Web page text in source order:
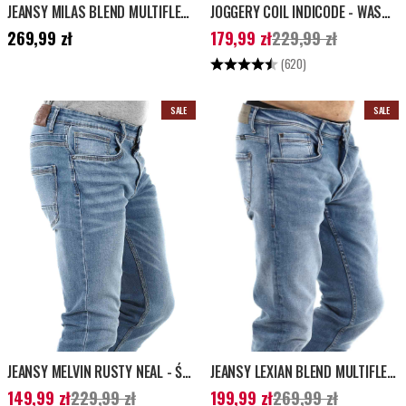
JEANSY MILAS BLEND MULTIFLEX - CZARNE
Cena: 269,99 zł
269,99 zł
JOGGERY COIL INDICODE - WASHED BLACK
Aktualna cena:179,99 zł
cena: 229,99 zł
179,99 zł229,99 zł
Ocena: (620)
SALE
JEANSY MELVIN RUSTY NEAL - ŚREDNI NIEBIESKI
Aktualna cena:149,99 zł
149,99 zł229,99 zł
SALE
JEANSY LEXIAN BLEND MULTIFLEX - JASNONIEBIESKIE
Aktualna cena:199,99 zł
199,99 zł269,99 zł